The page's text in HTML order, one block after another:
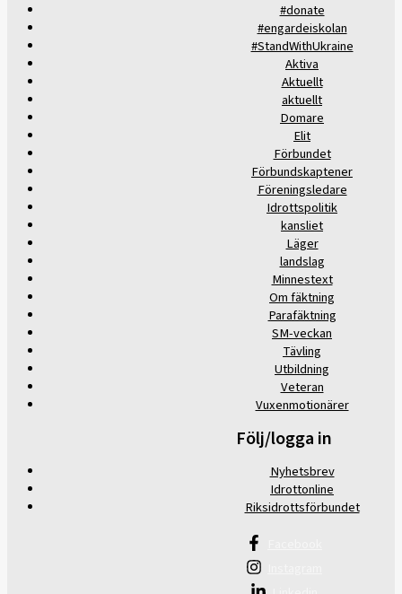
#donate
#engardeiskolan
#StandWithUkraine
Aktiva
Aktuellt
aktuellt
Domare
Elit
Förbundet
Förbundskaptener
Föreningsledare
Idrottspolitik
kansliet
Läger
landslag
Minnestext
Om fäktning
Parafäktning
SM-veckan
Tävling
Utbildning
Veteran
Vuxenmotionärer
Följ/logga in
Nyhetsbrev
Idrottonline
Riksidrottsförbundet